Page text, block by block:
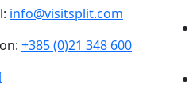
info@visitsplit.com
+385 (0)21 348 600